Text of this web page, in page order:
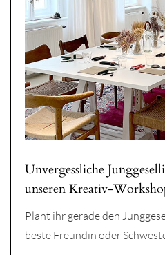
Unvergessliche
unseren Kreativ-
Plant ihr gerade den
beste Freundin oder